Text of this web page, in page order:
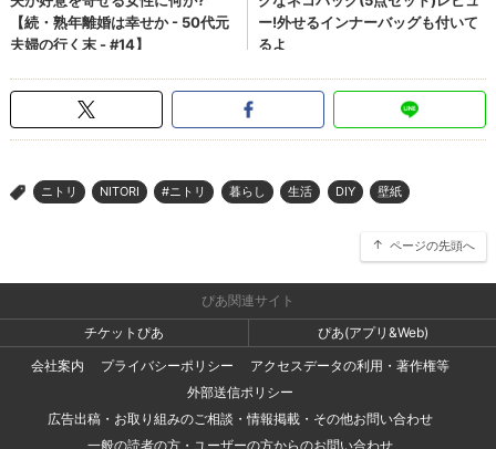
> ニトリ NITORI #ニトリ 暮らし 生活 DIY 壁紙
ページの先頭へ
ぴあ関連サイト
チケットぴあ
ぴあ(アプリ&Web)
会社案内
プライバシーポリシー
アクセスデータの利用・著作権等
外部送信ポリシー
広告出稿・お取り組みのご相談・情報掲載・その他お問い合わせ
一般の読者の方・ユーザーの方からのお問い合わせ